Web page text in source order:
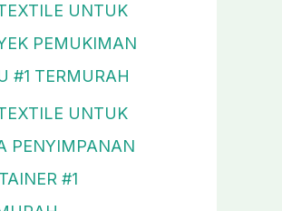
UNTUK
PEMUKIMAN
#1 TERMURAH
UNTUK
PENYIMPANAN
#1